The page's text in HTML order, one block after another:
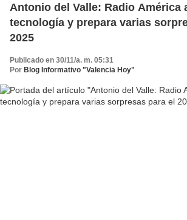
Antonio del Valle: Radio América
tecnología y prepara varias
2025
Publicado en 30/11/a. m. 05:31
Por Blog Informativo "Valencia Hoy"